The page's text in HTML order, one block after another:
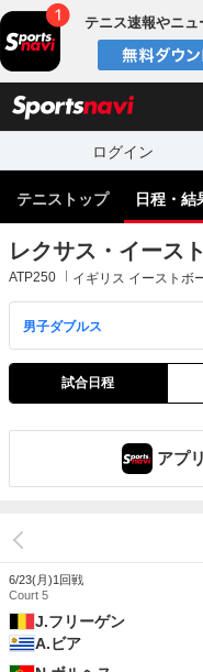
テニス速報やニ
ログイン
テニストップ 日程・結
レクサス・イース
ATP250 イギリス イーストボ
試合日程
アプ
6/23(月)1回戦
Court 5
J.フリーゲン
A.ビア